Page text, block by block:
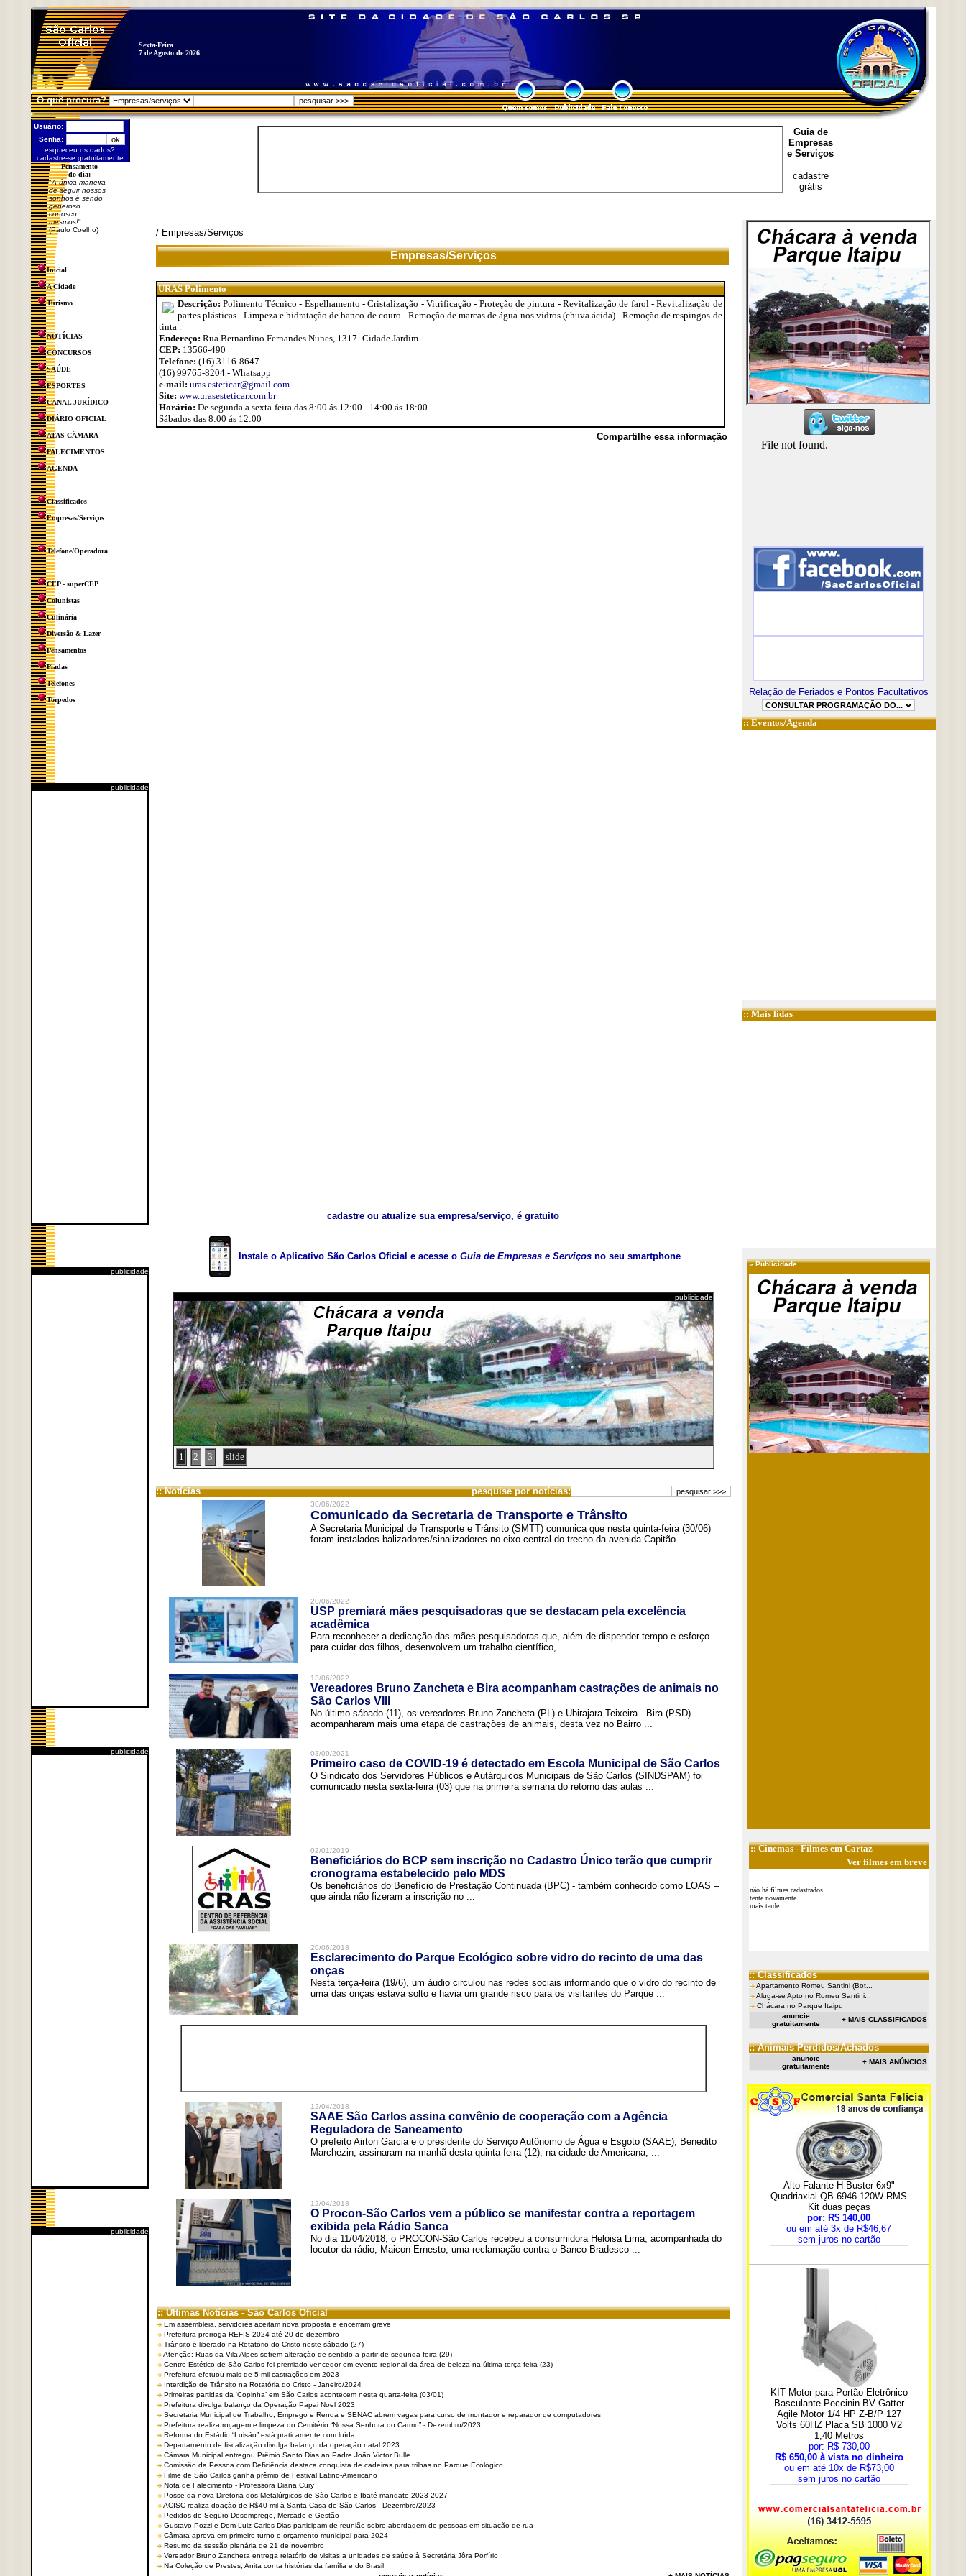
Sexta-Feira
7 de Agosto de 2026
O quê procura?
Usuário:
Senha:
esqueceu os dados?
cadastre-se gratuitamente
Pensamento
do dia:
"A única maneira
de seguir nossos
sonhos é sendo
generoso
conosco
mesmos!"
(Paulo Coelho)
Inicial
A Cidade
Turismo
NOTÍCIAS
CONCURSOS
SAÚDE
ESPORTES
CANAL JURÍDICO
DIÁRIO OFICIAL
ATAS CÂMARA
FALECIMENTOS
AGENDA
Classificados
Empresas/Serviços
Telefone/Operadora
CEP - superCEP
Colunistas
Culinária
Diversão & Lazer
Pensamentos
Piadas
Telefones
Torpedos
publicidade
publicidade
publicidade
publicidade
Guia de
Empresas
e Serviços
cadastre
grátis
/ Empresas/Serviços
Empresas/Serviços
URAS Polimento
Descrição: Polimento Técnico - Espelhamento - Cristalização - Vitrificação - Proteção de pintura - Revitalização de farol - Revitalização de
partes plásticas - Limpeza e hidratação de banco de couro - Remoção de marcas de água nos vidros (chuva ácida) - Remoção de respingos de
tinta .
Endereço: Rua Bernardino Fernandes Nunes, 1317- Cidade Jardim.
CEP: 13566-490
Telefone: (16) 3116-8647
(16) 99765-8204 - Whatsapp
e-mail: uras.esteticar@gmail.com
Site: www.urasesteticar.com.br
Horário: De segunda a sexta-feira das 8:00 ás 12:00 - 14:00 ás 18:00
Sábados das 8:00 ás 12:00
Compartilhe essa informação
cadastre ou atualize sua empresa/serviço, é gratuito
Instale o Aplicativo São Carlos Oficial e acesse o Guia de Empresas e Serviços no seu smartphone
publicidade
1 2 3 slide
:: Notícias pesquise por notícias:
30/06/2022
Comunicado da Secretaria de Transporte e Trânsito
A Secretaria Municipal de Transporte e Trânsito (SMTT) comunica que nesta quinta-feira (30/06)
foram instalados balizadores/sinalizadores no eixo central do trecho da avenida Capitão ...
20/06/2022
USP premiará mães pesquisadoras que se destacam pela excelência
acadêmica
Para reconhecer a dedicação das mães pesquisadoras que, além de dispender tempo e esforço
para cuidar dos filhos, desenvolvem um trabalho científico, ...
13/06/2022
Vereadores Bruno Zancheta e Bira acompanham castrações de animais no
São Carlos VIII
No último sábado (11), os vereadores Bruno Zancheta (PL) e Ubirajara Teixeira - Bira (PSD)
acompanharam mais uma etapa de castrações de animais, desta vez no Bairro ...
03/09/2021
Primeiro caso de COVID-19 é detectado em Escola Municipal de São Carlos
O Sindicato dos Servidores Públicos e Autárquicos Municipais de São Carlos (SINDSPAM) foi
comunicado nesta sexta-feira (03) que na primeira semana do retorno das aulas ...
02/01/2019
Beneficiários do BCP sem inscrição no Cadastro Único terão que cumprir
cronograma estabelecido pelo MDS
Os beneficiários do Benefício de Prestação Continuada (BPC) - também conhecido como LOAS –
que ainda não fizeram a inscrição no ...
20/06/2018
Esclarecimento do Parque Ecológico sobre vidro do recinto de uma das
onças
Nesta terça-feira (19/6), um áudio circulou nas redes sociais informando que o vidro do recinto de
uma das onças estava solto e havia um grande risco para os visitantes do Parque ...
12/04/2018
SAAE São Carlos assina convênio de cooperação com a Agência
Reguladora de Saneamento
O prefeito Airton Garcia e o presidente do Serviço Autônomo de Água e Esgoto (SAAE), Benedito
Marchezin, assinaram na manhã desta quinta-feira (12), na cidade de Americana, ...
12/04/2018
O Procon-São Carlos vem a público se manifestar contra a reportagem
exibida pela Rádio Sanca
No dia 11/04/2018, o PROCON-São Carlos recebeu a consumidora Heloisa Lima, acompanhada do
locutor da rádio, Maicon Ernesto, uma reclamação contra o Banco Bradesco ...
:: Últimas Notícias - São Carlos Oficial
Em assembleia, servidores aceitam nova proposta e encerram greve
Prefeitura prorroga REFIS 2024 até 20 de dezembro
Trânsito é liberado na Rotatório do Cristo neste sábado (27)
Atenção: Ruas da Vila Alpes sofrem alteração de sentido a partir de segunda-feira (29)
Centro Estético de São Carlos foi premiado vencedor em evento regional da área de beleza na última terça-feira (23)
Prefeitura efetuou mais de 5 mil castrações em 2023
Interdição de Trânsito na Rotatória do Cristo - Janeiro/2024
Primeiras partidas da ‘Copinha’ em São Carlos acontecem nesta quarta-feira (03/01)
Prefeitura divulga balanço da Operação Papai Noel 2023
Secretaria Municipal de Trabalho, Emprego e Renda e SENAC abrem vagas para curso de montador e reparador de computadores
Prefeitura realiza roçagem e limpeza do Cemitério “Nossa Senhora do Carmo” - Dezembro/2023
Reforma do Estádio “Luisão” está praticamente concluída
Departamento de fiscalização divulga balanço da operação natal 2023
Câmara Municipal entregou Prêmio Santo Dias ao Padre João Victor Bulle
Comissão da Pessoa com Deficiência destaca conquista de cadeiras para trilhas no Parque Ecológico
Filme de São Carlos ganha prêmio de Festival Latino-Americano
Nota de Falecimento - Professora Diana Cury
Posse da nova Diretoria dos Metalúrgicos de São Carlos e Ibaté mandato 2023-2027
ACISC realiza doação de R$40 mil à Santa Casa de São Carlos - Dezembro/2023
Pedidos de Seguro-Desemprego, Mercado e Gestão
Gustavo Pozzi e Dom Luiz Carlos Dias participam de reunião sobre abordagem de pessoas em situação de rua
Câmara aprova em primeiro turno o orçamento municipal para 2024
Resumo da sessão plenária de 21 de novembro
Vereador Bruno Zancheta entrega relatório de visitas a unidades de saúde à Secretária Jôra Porfírio
Na Coleção de Prestes, Anita conta histórias da família e do Brasil
Relação de Feriados e Pontos Facultativos
::Eventos/Agenda
:: Mais lidas
»Publicidade
::Cinemas- Filmes em Cartaz
Ver filmes em breve
não há filmes cadastrados
tente novamente
mais tarde
:: Classificados
Apartamento Romeu Santini (Bot...
Aluga-se Apto no Romeu Santini...
Chácara no Parque Itaipu
anuncie
gratuitamente
+ MAIS CLASSIFICADOS
:: Animais Perdidos/Achados
anuncie
gratuitamente
+ MAIS ANÚNCIOS